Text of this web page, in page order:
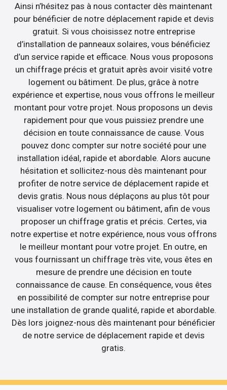
Ainsi n’hésitez pas à nous contacter dès maintenant
pour bénéficier de notre déplacement rapide et devis
gratuit. Si vous choisissez notre entreprise
d’installation de panneaux solaires, vous bénéficiez
d’un service rapide et efficace. Nous vous proposons
un chiffrage précis et gratuit après avoir visité votre
logement ou bâtiment. De plus, grâce à notre
expérience et expertise, nous vous offrons le meilleur
montant pour votre projet. Nous proposons un devis
rapidement pour que vous puissiez prendre une
décision en toute connaissance de cause. Vous
pouvez donc compter sur notre société pour une
installation idéal, rapide et abordable. Alors aucune
hésitation et sollicitez-nous dès maintenant pour
profiter de notre service de déplacement rapide et
devis gratis. Nous nous déplaçons au plus tôt pour
visualiser votre logement ou bâtiment, afin de vous
proposer un chiffrage gratis et précis. Certes, via
notre expertise et notre expérience, nous vous offrons
le meilleur montant pour votre projet. En outre, en
vous fournissant un chiffrage très vite, vous êtes en
mesure de prendre une décision en toute
connaissance de cause. En conséquence, vous êtes
en possibilité de compter sur notre entreprise pour
une installation de grande qualité, rapide et abordable.
Dès lors joignez-nous dès maintenant pour bénéficier
de notre service de déplacement rapide et devis
gratis.